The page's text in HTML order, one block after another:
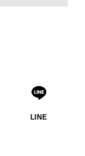
LINE